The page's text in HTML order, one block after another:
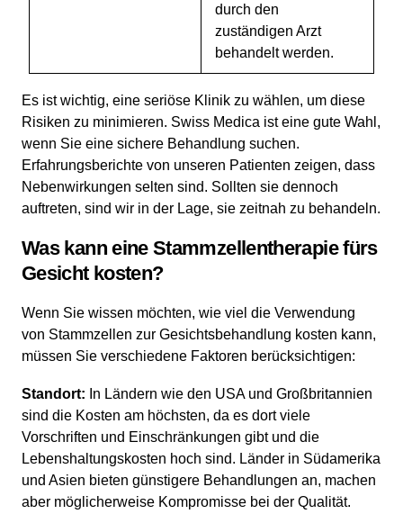
durch den
zuständigen Arzt
behandelt werden.
Es ist wichtig, eine seriöse Klinik zu wählen, um diese
Risiken zu minimieren. Swiss Medica ist eine gute Wahl,
wenn Sie eine sichere Behandlung suchen.
Erfahrungsberichte von unseren Patienten zeigen, dass
Nebenwirkungen selten sind. Sollten sie dennoch
auftreten, sind wir in der Lage, sie zeitnah zu behandeln.
Was kann eine Stammzellentherapie fürs
Gesicht kosten?
Wenn Sie wissen möchten, wie viel die Verwendung
von Stammzellen zur Gesichtsbehandlung kosten kann,
müssen Sie verschiedene Faktoren berücksichtigen:
Standort: In Ländern wie den USA und Großbritannien
sind die Kosten am höchsten, da es dort viele
Vorschriften und Einschränkungen gibt und die
Lebenshaltungskosten hoch sind. Länder in Südamerika
und Asien bieten günstigere Behandlungen an, machen
aber möglicherweise Kompromisse bei der Qualität.